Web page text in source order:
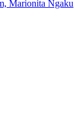
Marionita Ngaku